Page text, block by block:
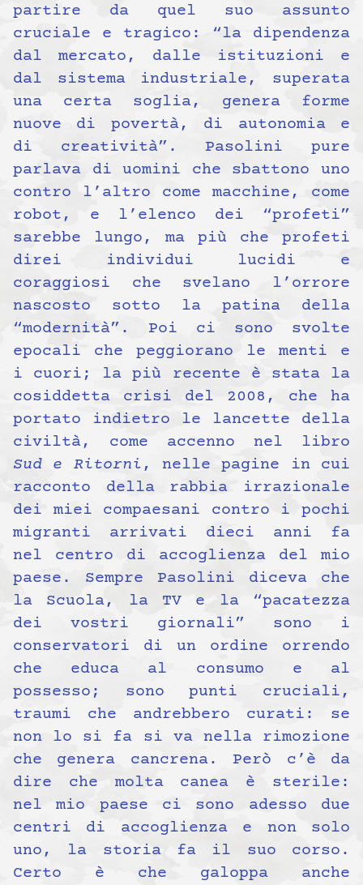
partire da quel suo assunto
cruciale e tragico: “la dipendenza
dal mercato, dalle istituzioni e
dal sistema industriale, superata
una certa soglia, genera forme
nuove di povertà, di autonomia e
di creatività”. Pasolini pure
parlava di uomini che sbattono uno
contro l’altro come macchine, come
robot, e l’elenco dei “profeti”
sarebbe lungo, ma più che profeti
direi individui lucidi e
coraggiosi che svelano l’orrore
nascosto sotto la patina della
“modernità”. Poi ci sono svolte
epocali che peggiorano le menti e
i cuori; la più recente è stata la
cosiddetta crisi del 2008, che ha
portato indietro le lancette della
civiltà, come accenno nel libro
Sud e Ritorni , nelle pagine in cui
racconto della rabbia irrazionale
dei miei compaesani contro i pochi
migranti arrivati dieci anni fa
nel centro di accoglienza del mio
paese. Sempre Pasolini diceva che
la Scuola, la TV e la “pacatezza
dei vostri giornali” sono i
conservatori di un ordine orrendo
che educa al consumo e al
possesso; sono punti cruciali,
traumi che andrebbero curati: se
non lo si fa si va nella rimozione
che genera cancrena. Però c’è da
dire che molta canea è sterile:
nel mio paese ci sono adesso due
centri di accoglienza e non solo
uno, la storia fa il suo corso.
Certo è che galoppa anche